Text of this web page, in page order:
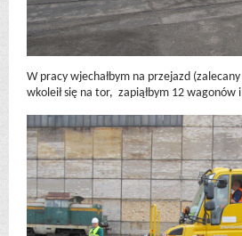
W pracy wjechałbym na przejazd
wkoleił się na tor, zapiąłbym 12 wagonów